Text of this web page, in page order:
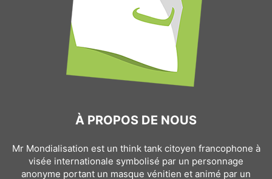
À PROPOS DE NOUS
Mr Mondialisation est un think tank citoyen francophone à
visée internationale symbolisé par un personnage
anonyme portant un masque vénitien et animé par un